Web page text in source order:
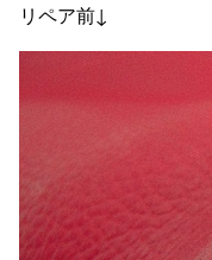
リペア前↓